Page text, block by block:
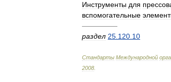
Инструменты для
вспомогательные
—————
раздел 25 120 10
Стандарты Международной
2008